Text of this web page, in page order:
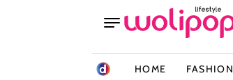
HOME FASHION